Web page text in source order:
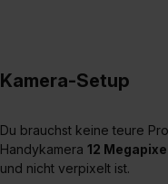
Kamera-Setup
Du brauchst keine teure
Handykamera12
und nicht verpixelt ist.